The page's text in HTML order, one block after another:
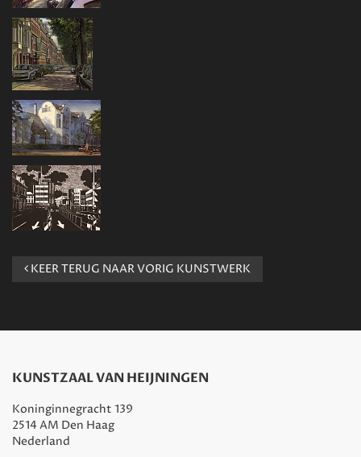
KEER TERUG NAAR VORIG KUNSTWERK
KUNSTZAAL VAN HEIJNINGEN
Koninginnegracht 139
2514 AM Den Haag
Nederland